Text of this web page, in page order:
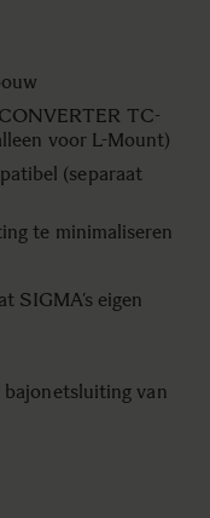
TC-
voor L-Mount)
(separaat
te minimaliseren
eigen
van